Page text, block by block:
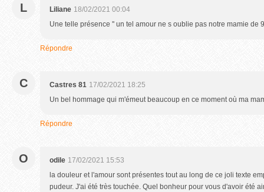
L Liliane 18/02/2021 00:04
Une telle présence '' un tel amour ne s oublie pas notre mamie de
Répondre
C Castres 81 17/02/2021 18:25
Un bel hommage qui m'émeut beaucoup en ce moment où ma
Répondre
O odile 17/02/2021 15:53
la douleur et l'amour sont présentes tout au long de ce joli texte
pudeur. J'ai été très touchée. Quel bonheur pour vous d'avoir été